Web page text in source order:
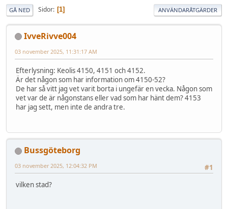
GÅ NED Sidor 1 ANVÄNDARÅTGÄRDER
IvveRivve004
03 november 2025, 11:31:17 AM
Efterlysning: Keolis 4150, 4151 och 4152.
Är det någon som har information om 4150-52?
De har så vitt jag vet varit borta i ungefär en vecka. Någon som
vet var de är någonstans eller vad som har hänt dem? 4153
har jag sett, men inte de andra tre.
Bussgöteborg
#1
03 november 2025, 12:04:32 PM
vilken stad?